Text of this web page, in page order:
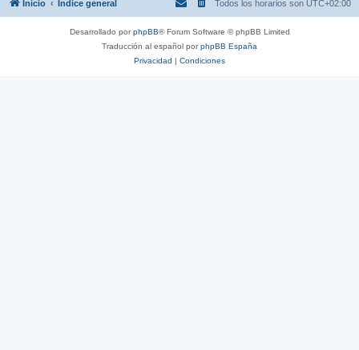
Inicio Índice general Todos los horarios son UTC+02:00
Desarrollado porphpBB® Forum Software © phpBB Limited
Traducción al español porphpBB España
Privacidad | Condiciones